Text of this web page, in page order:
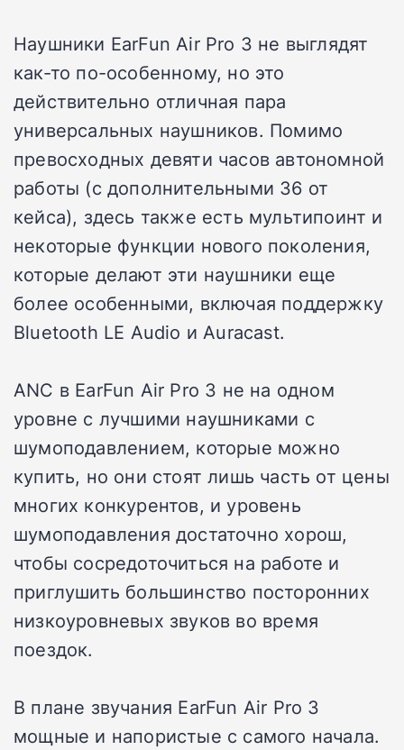
Наушники EarFun Air Pro 3 не выглядят
как-то по-особенному, но это
действительно отличная пара
универсальных наушников. Помимо
превосходных девяти часов автономной
работы (с дополнительными 36 от
кейса), здесь также есть мультипоинт и
некоторые функции нового поколения,
которые делают эти наушники еще
более особенными, включая поддержку
Bluetooth LE Audio и Auracast.
ANC в EarFun Air Pro 3 не на одном
уровне с лучшими наушниками с
шумоподавлением, которые можно
купить, но они стоят лишь часть от цены
многих конкурентов, и уровень
шумоподавления достаточно хорош,
чтобы сосредоточиться на работе и
приглушить большинство посторонних
низкоуровневых звуков во время
поездок.
В плане звучания EarFun Air Pro 3
мощные и напористые с самого начала.